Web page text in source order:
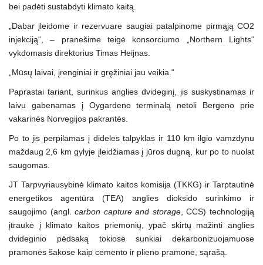
bei padėti sustabdyti klimato kaitą.
„Dabar įleidome ir rezervuare saugiai patalpinome pirmąją CO2
injekciją“, – pranešime teigė konsorciumo „Northern Lights“
vykdomasis direktorius Timas Heijnas.
„Mūsų laivai, įrenginiai ir gręžiniai jau veikia.“
Paprastai tariant, surinkus anglies dvideginį, jis suskystinamas ir
laivu gabenamas į Oygardeno terminalą netoli Bergeno prie
vakarinės Norvegijos pakrantės.
Po to jis perpilamas į dideles talpyklas ir 110 km ilgio vamzdynu
maždaug 2,6 km gylyje įleidžiamas į jūros dugną, kur po to nuolat
saugomas.
JT Tarpvyriausybinė klimato kaitos komisija (TKKG) ir Tarptautinė
energetikos agentūra (TEA) anglies dioksido surinkimo ir
saugojimo (angl.carbon capture and storage, CCS) technologiją
įtraukė į klimato kaitos priemonių, ypač skirtų mažinti anglies
dvideginio pėdsaką tokiose sunkiai dekarbonizuojamuose
pramonės šakose kaip cemento ir plieno pramonė, sąrašą.